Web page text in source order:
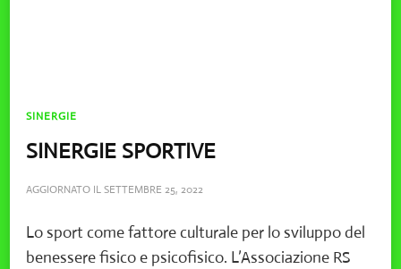
SINERGIE
SINERGIE SPORTIVE
AGGIORNATO ILSETTEMBRE 25, 2022
Lo sport come fattore culturale per lo sviluppo del
benessere fisico e psicofisico. L’Associazione RS